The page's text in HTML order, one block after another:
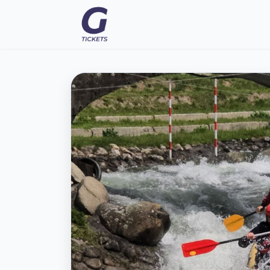
Eventy
FAQ
Moje vstupenky
Kontakt
Všeobecné podmienky
O nás
Prepnúť na tmavý režim